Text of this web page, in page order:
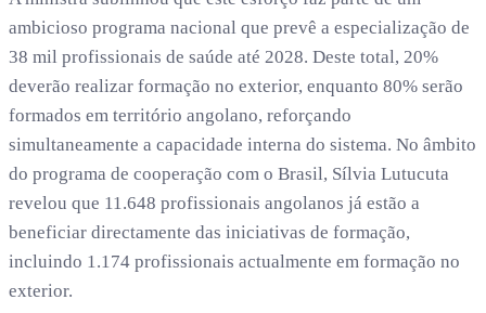
ambicioso programa nacional que prevê a especialização de
38 mil profissionais de saúde até 2028. Deste total, 20%
deverão realizar formação no exterior, enquanto 80% serão
formados em território angolano, reforçando
simultaneamente a capacidade interna do sistema. No âmbito
do programa de cooperação com o Brasil, Sílvia Lutucuta
revelou que 11.648 profissionais angolanos já estão a
beneficiar directamente das iniciativas de formação,
incluindo 1.174 profissionais actualmente em formação no
exterior.